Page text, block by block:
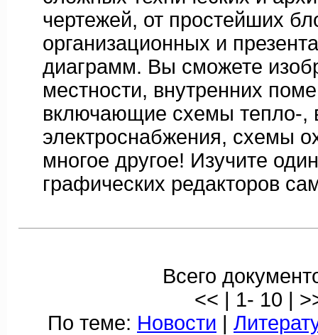
чертежей, от простейших
организационных и
диаграмм. Вы сможете
местности, внутренних
включающие схемы тепло-,
электроснабжения, схемы
многое другое! Изучите
графических редакторов
Всего
<< | 1- 10 |
По теме: Новости |